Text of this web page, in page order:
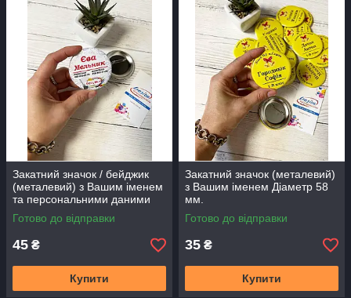
Закатний значок / бейджик
(металевий) з Вашим іменем
та персональними даними
Діаметр 58 мм.
Готово до відправки
45 ₴
Купити
Закатний значок (металевий)
з Вашим іменем Діаметр 58
мм.
Готово до відправки
35 ₴
Купити